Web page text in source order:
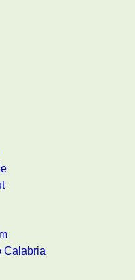
Calabria